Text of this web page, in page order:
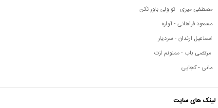
مصطفی میری - تو ولی باور نکن
مسعود فراهانی - آواره
اسماعیل ارندان - سردیار
مرتضی باب - ممنونم ازت
مانی - کجایی
لینک های سایت